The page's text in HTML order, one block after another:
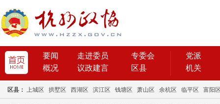
要闻 走进委员
专委会
概况
议政建言 区县
党派
机关
区县： 上城区 拱墅区 西湖区 滨江区 钱塘区 萧山区 余杭区 临平区 富阳